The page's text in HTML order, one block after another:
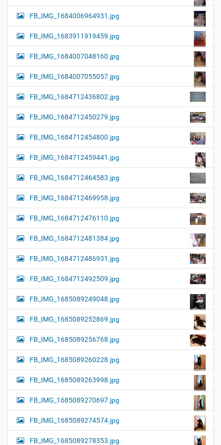
FB_IMG_1684006964931.jpg
FB_IMG_1683911919459.jpg
FB_IMG_1684007048160.jpg
FB_IMG_1684007055057.jpg
FB_IMG_1684712436802.jpg
FB_IMG_1684712450279.jpg
FB_IMG_1684712454800.jpg
FB_IMG_1684712459441.jpg
FB_IMG_1684712464583.jpg
FB_IMG_1684712469958.jpg
FB_IMG_1684712476110.jpg
FB_IMG_1684712481384.jpg
FB_IMG_1684712486931.jpg
FB_IMG_1684712492509.jpg
FB_IMG_1685089249048.jpg
FB_IMG_1685089252869.jpg
FB_IMG_1685089256768.jpg
FB_IMG_1685089260228.jpg
FB_IMG_1685089263998.jpg
FB_IMG_1685089270697.jpg
FB_IMG_1685089274574.jpg
FB_IMG_1685089278353.jpg